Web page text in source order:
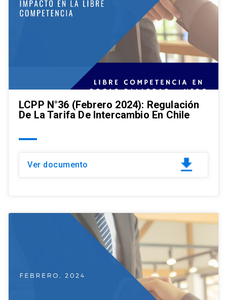
LCPP N°36 (Febrero 2024): Regulación
De La Tarifa De Intercambio En Chile
Ver documento